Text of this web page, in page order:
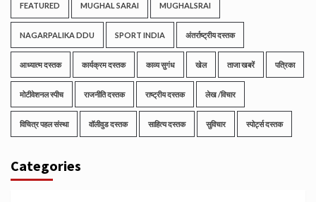
FEATURED MUGHAL SARAI MUGHALSRAI
NAGARPALIKA DDU SPORT INDIA अंतर्राष्ट्रीय दस्तक
आध्यात्म दस्तक कार्यक्रम दस्तक काव्य सुगंध खेल ताजा खबरें पत्रिका
मोटीवेशनल स्पीच राजनीति दस्तक राष्ट्रीय दस्तक लेख /विचार
विचित्र पहल संस्था वॉलीवुड दस्तक साहित्य दस्तक सुविचार स्पोर्ट्स दस्तक
Categories